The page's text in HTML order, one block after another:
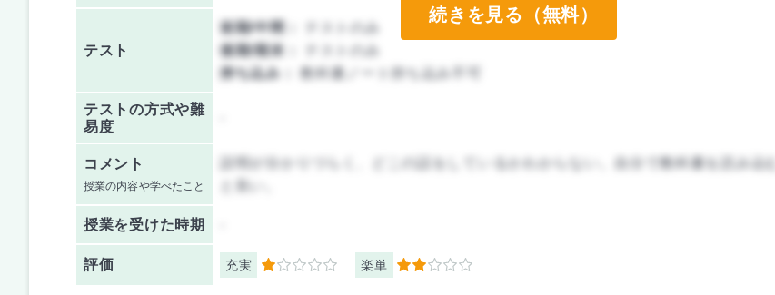
テスト
前期/中間：
テストのみ
後期/期末：
テストのみ
持ち込み：
教科書ノート持ち込み不可
テストの方式や難
易度
コメント
授業の内容や学べたこと
説明が分かりづらく、どこの話をしているかわからない。自分で教科書を読み込む
授業を受けた時期
評価 充実 1 楽単 2
続きを見る（無料）